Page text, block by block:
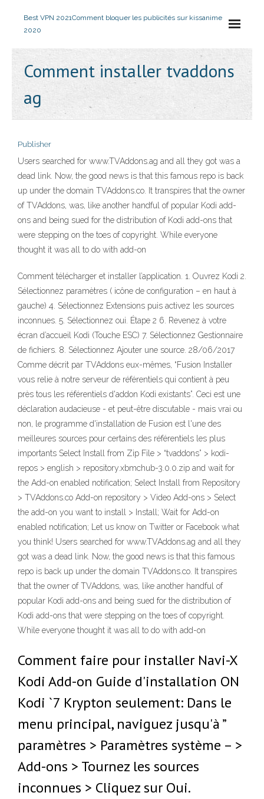
Best VPN 2021Comment bloquer les publicités sur kissanime
2020
Comment installer tvaddons
ag
Publisher
Users searched for www.TVAddons.ag and all they got was a
dead link. Now, the good news is that this famous repo is back
up under the domain TVAddons.co. It transpires that the owner
of TVAddons, was, like another handful of popular Kodi add-
ons and being sued for the distribution of Kodi add-ons that
were stepping on the toes of copyright. While everyone
thought it was all to do with add-on
Comment télécharger et installer l’application. 1. Ouvrez Kodi 2.
Sélectionnez paramètres ( icône de configuration – en haut à
gauche) 4. Sélectionnez Extensions puis activez les sources
inconnues. 5. Sélectionnez oui. Étape 2 6. Revenez à votre
écran d’accueil Kodi (Touche ESC) 7. Sélectionnez Gestionnaire
de fichiers. 8. Sélectionnez Ajouter une source. 28/06/2017
Comme décrit par TVAddons eux-mêmes, “Fusion Installer
vous relie à notre serveur de référentiels qui contient à peu
près tous les référentiels d'addon Kodi existants”. Ceci est une
déclaration audacieuse - et peut-être discutable - mais vrai ou
non, le programme d'installation de Fusion est l'une des
meilleures sources pour certains des référentiels les plus
importants Select Install from Zip File > “tvaddons” > kodi-
repos > english > repository.xbmchub-3.0.0.zip and wait for
the Add-on enabled notification; Select Install from Repository
> TVAddons.co Add-on repository > Video Add-ons > Select
the add-on you want to install > Install; Wait for Add-on
enabled notification; Let us know on Twitter or Facebook what
you think! Users searched for www.TVAddons.ag and all they
got was a dead link. Now, the good news is that this famous
repo is back up under the domain TVAddons.co. It transpires
that the owner of TVAddons, was, like another handful of
popular Kodi add-ons and being sued for the distribution of
Kodi add-ons that were stepping on the toes of copyright.
While everyone thought it was all to do with add-on
Comment faire pour installer Navi-X
Kodi Add-on Guide d'installation ON
Kodi `7 Krypton seulement: Dans le
menu principal, naviguez jusqu'à ”
paramètres > Paramètres système – >
Add-ons > Tournez les sources
inconnues > Cliquez sur Oui.